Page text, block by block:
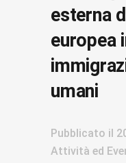
esterna
europea
umani
Pubblicato il
Attività ed